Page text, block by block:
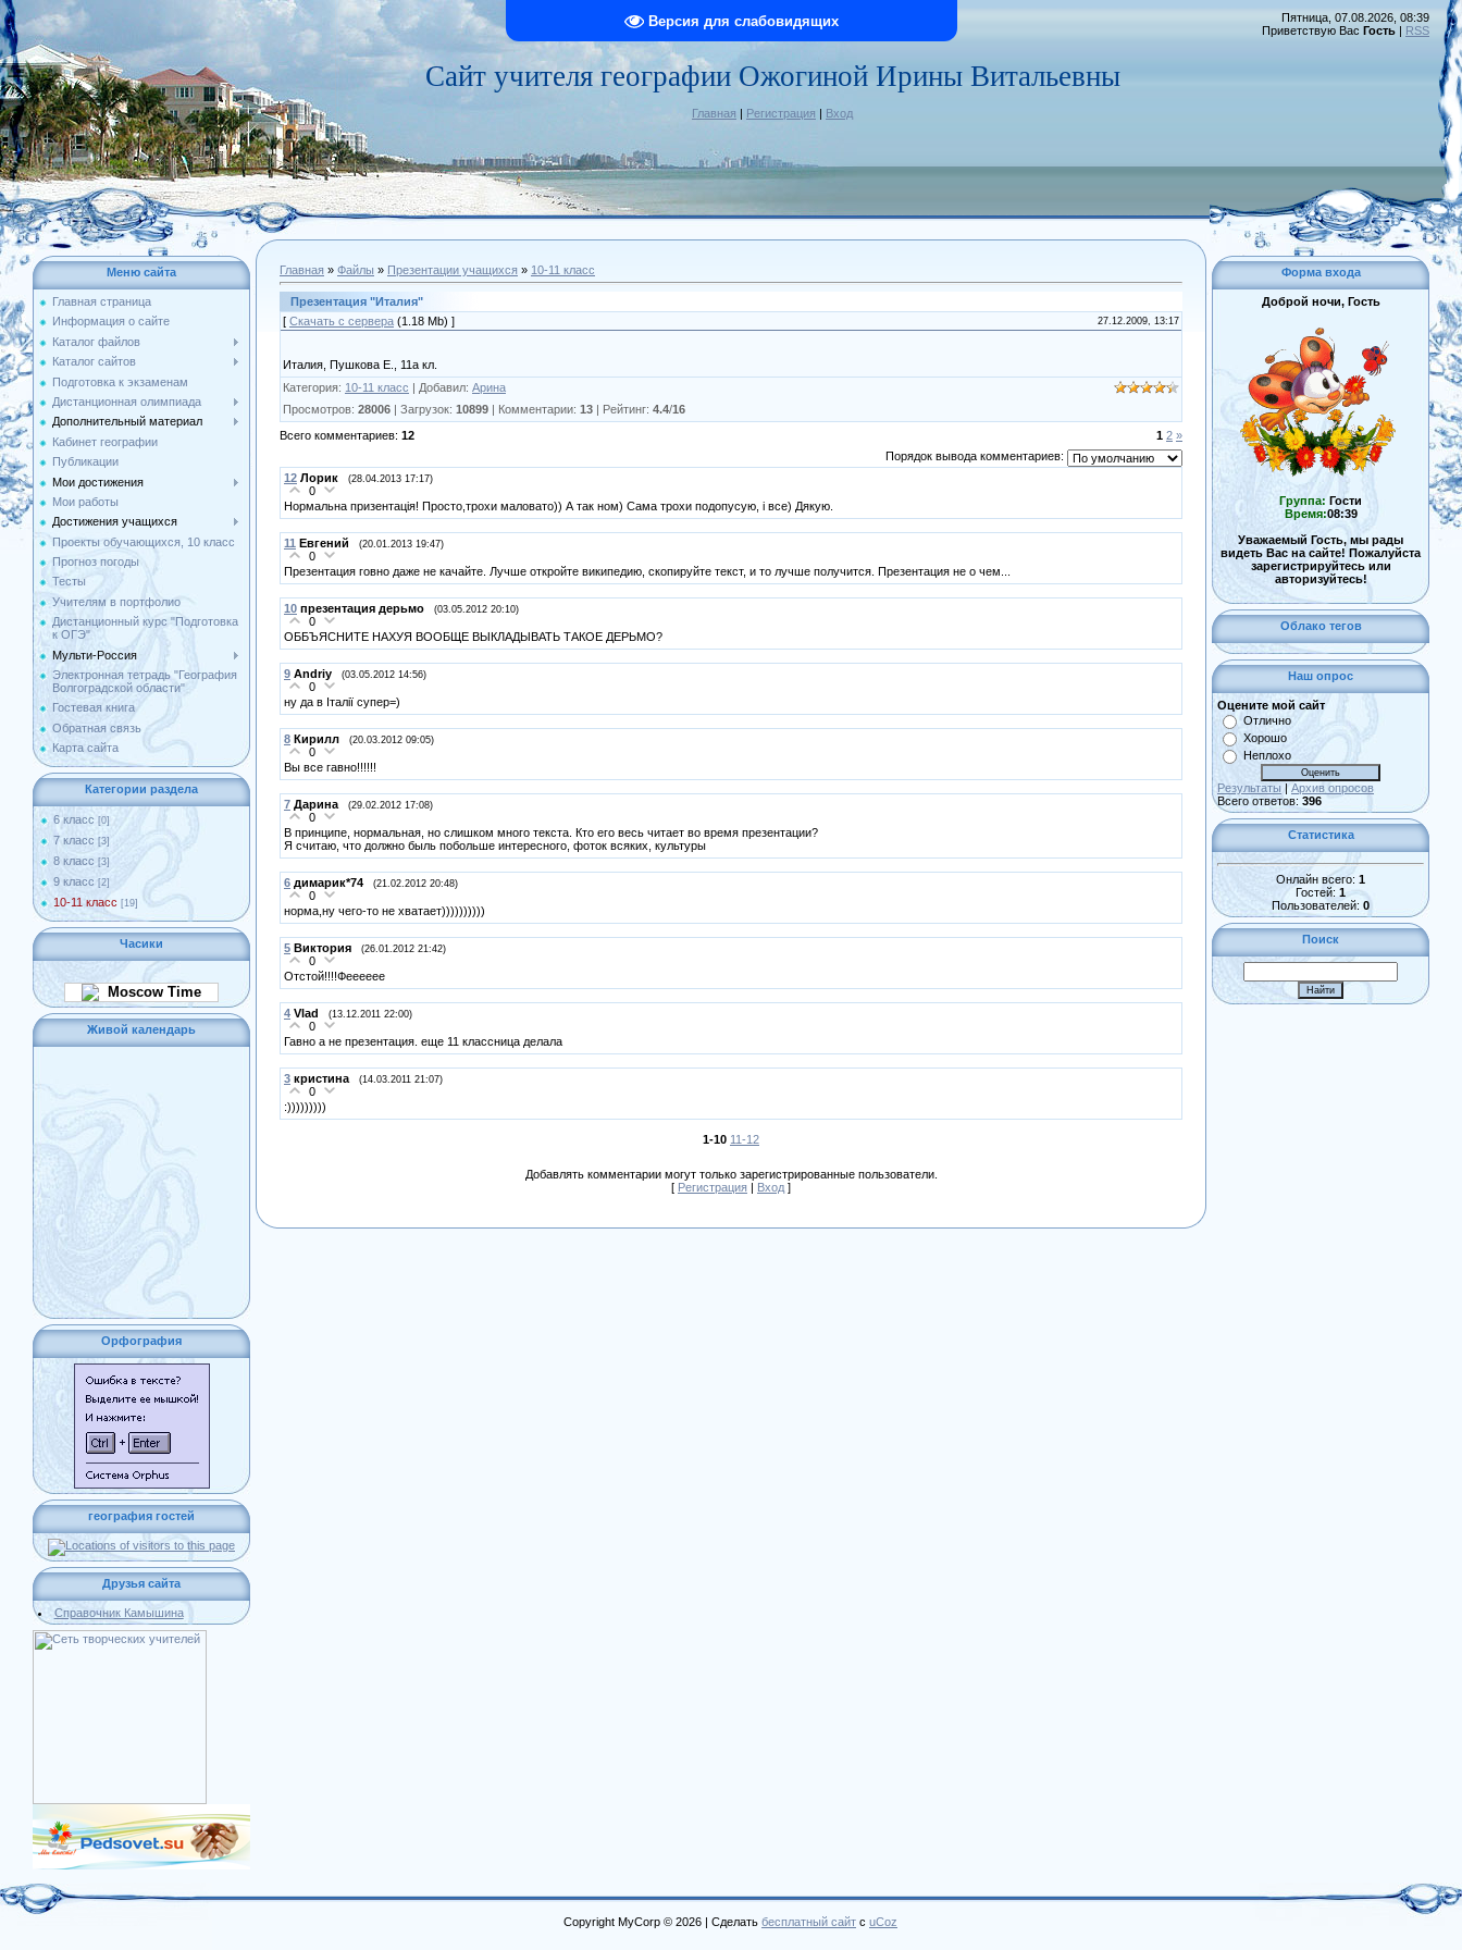
Версия для слабовидящих
Сайт учителя географии Ожогиной Ирины Витальевны
Главная | Регистрация | Вход
Пятница, 07.08.2026, 08:39
Приветствую Вас Гость | RSS
Меню сайта
Главная страница
Информация о сайте
Каталог файлов
Каталог сайтов
Подготовка к экзаменам
Дистанционная олимпиада
Дополнительный материал
Кабинет географии
Публикации
Мои достижения
Мои работы
Достижения учащихся
Проекты обучающихся, 10 класс
Прогноз погоды
Тесты
Учителям в портфолио
Дистанционный курс "Подготовка
к ОГЭ"
Мульти-Россия
Электронная тетрадь "География
Волгоградской области"
Гостевая книга
Обратная связь
Карта сайта
Категории раздела
6 класс [0]
7 класс [3]
8 класс [3]
9 класс [2]
10-11 класс [19]
Часики
Moscow Time
Живой календарь
Орфография
география гостей
Друзья сайта
Справочник Камышина
Главная » Файлы » Презентации учащихся » 10-11 класс
Презентация "Италия"
[ Скачать с сервера (1.18 Mb) ] 27.12.2009, 13:17
Италия, Пушкова Е., 11а кл.
Категория: 10-11 класс | Добавил: Арина
Просмотров: 28006 | Загрузок: 10899 | Комментарии: 13 | Рейтинг: 4.4/16
Всего комментариев: 12 1 2 »
Порядок вывода комментариев:
12 Лорик (28.04.2013 17:17)
0
Нормальна призентація! Просто,трохи маловато)) А так ном) Сама трохи подопусую, і все) Дякую.
11 Евгений (20.01.2013 19:47)
0
Презентация говно даже не качайте. Лучше откройте википедию, скопируйте текст, и то лучше получится. Презентация не о чем...
10 презентация дерьмо (03.05.2012 20:10)
0
ОББЪЯСНИТЕ НАХУЯ ВООБЩЕ ВЫКЛАДЫВАТЬ ТАКОЕ ДЕРЬМО?
9 Andriy (03.05.2012 14:56)
0
ну да в Італії супер=)
8 Кирилл (20.03.2012 09:05)
0
Вы все гавно!!!!!!
7 Дарина (29.02.2012 17:08)
0
В принципе, нормальная, но слишком много текста. Кто его весь читает во время презентации?
Я считаю, что должно быль побольше интересного, фоток всяких, культуры
6 димарик*74 (21.02.2012 20:48)
0
норма,ну чего-то не хватает))))))))))
5 Виктория (26.01.2012 21:42)
0
Отстой!!!!Фееееее
4 Vlad (13.12.2011 22:00)
0
Гавно а не презентация. еще 11 классница делала
3 кристина (14.03.2011 21:07)
0
:)))))))))
1-10 11-12
Добавлять комментарии могут только зарегистрированные пользователи.
[ Регистрация | Вход ]
Форма входа
Доброй ночи, Гость
Группа: Гости
Время:08:39
Уважаемый Гость, мы рады
видеть Вас на сайте! Пожалуйста
зарегистрируйтесь или
авторизуйтесь!
Облако тегов
Наш опрос
Оцените мой сайт
Отлично
Хорошо
Неплохо
Результаты | Архив опросов
Всего ответов: 396
Статистика
Онлайн всего: 1
Гостей: 1
Пользователей: 0
Поиск
Copyright MyCorp © 2026 | Сделать бесплатный сайт с uCoz